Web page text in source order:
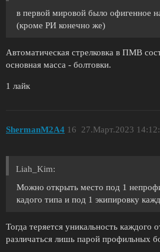
в первой мировой было офигенное
(кроме РИ конечно же)
Автоматическая стрелковка в ПМВ
основная масса - болтовки.
1 лайк
ShermanM2A4 27.Март.2023
16
Liah_Kim:
Можно открыть место под 1
кадого типа и под 1 экипировку
Тогда теряется уникальность каждого
различаться лишь парой профильных